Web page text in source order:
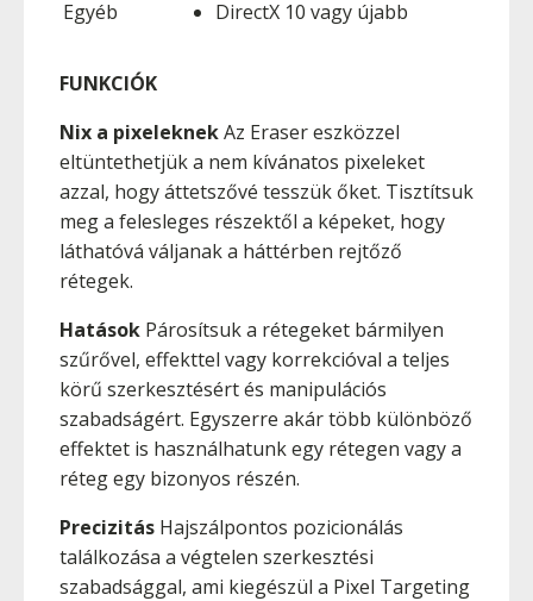
Egyéb DirectX 10 vagy újabb
FUNKCIÓK
Nix a pixeleknekAz Eraser eszközzel
eltüntethetjük a nem kívánatos pixeleket
azzal, hogy áttetszővé tesszük őket. Tisztítsuk
meg a felesleges részektől a képeket, hogy
láthatóvá váljanak a háttérben rejtőző
rétegek.
Hatások Párosítsuk a rétegeket bármilyen
szűrővel, effekttel vagy korrekcióval a teljes
körű szerkesztésért és manipulációs
szabadságért. Egyszerre akár több különböző
effektet is használhatunk egy rétegen vagy a
réteg egy bizonyos részén.
Precizitás Hajszálpontos pozicionálás
találkozása a végtelen szerkesztési
szabadsággal, ami kiegészül a Pixel Targeting